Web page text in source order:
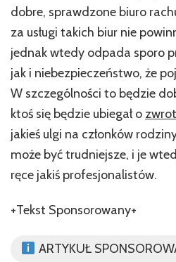
dobre, sprawdzone biuro
za usługi takich biur nie
jednak wtedy odpada sporo
jak i niebezpieczeństwo, że
W szczególności to będzie
ktoś się będzie ubiegał o
jakieś ulgi na członków
może być trudniejsze, i je
ręce jakiś profesjonalistów.
+Tekst Sponsorowany+
ARTYKUŁ